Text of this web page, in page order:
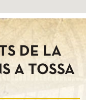
DE LA
A TOSSA